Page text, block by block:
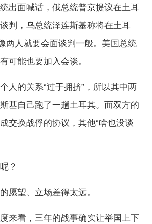
面喊话，俄总统普京提议在土耳
判，乌总统泽连斯基称将在土耳
两人就要会面谈判一般。美国总统
可能也要加入会谈。
的关系“过于拥挤”，所以其中两
基自己跑了一趟土耳其。而双方的
交换战俘的协议，其他“啥也没谈
？
望、立场差得太远。
看，三年的战事确实让举国上下